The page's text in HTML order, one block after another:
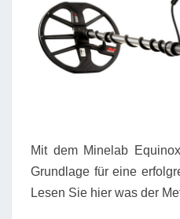
Mit dem Minelab
Grundlage für eine
Lesen Sie hier was der